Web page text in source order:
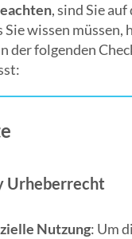
, sind Sie
Sie wissen müssen,
der folgenden
Urheberrecht
Nutzung: Um